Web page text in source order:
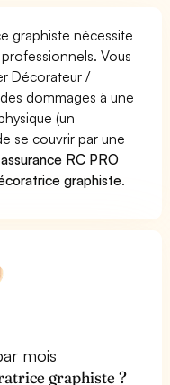
graphiste nécessite
Vous
Décorateur /
dommages à une
(un
se couvrir par une
assurance RC PRO
graphiste.
mois
graphiste ?